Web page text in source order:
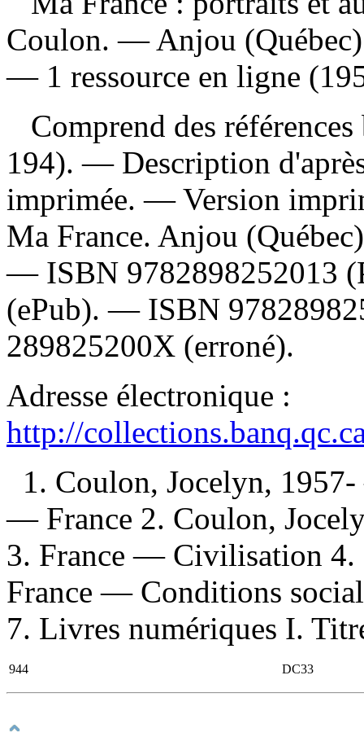
Coulon. — Anjou
— 1 ressource en ligne
Comprend des
194). — Description
imprimée. —Version
Ma France. Anjou
— ISBN 9782898252013
(ePub). — ISBN
289825200X (erroné).
Adresse électronique :
http://
1. Coulon, Jocelyn,
— France 2. Coulon,
3. France — Civilisation
France — Conditions
7. Livres numériques I.
944 DC33